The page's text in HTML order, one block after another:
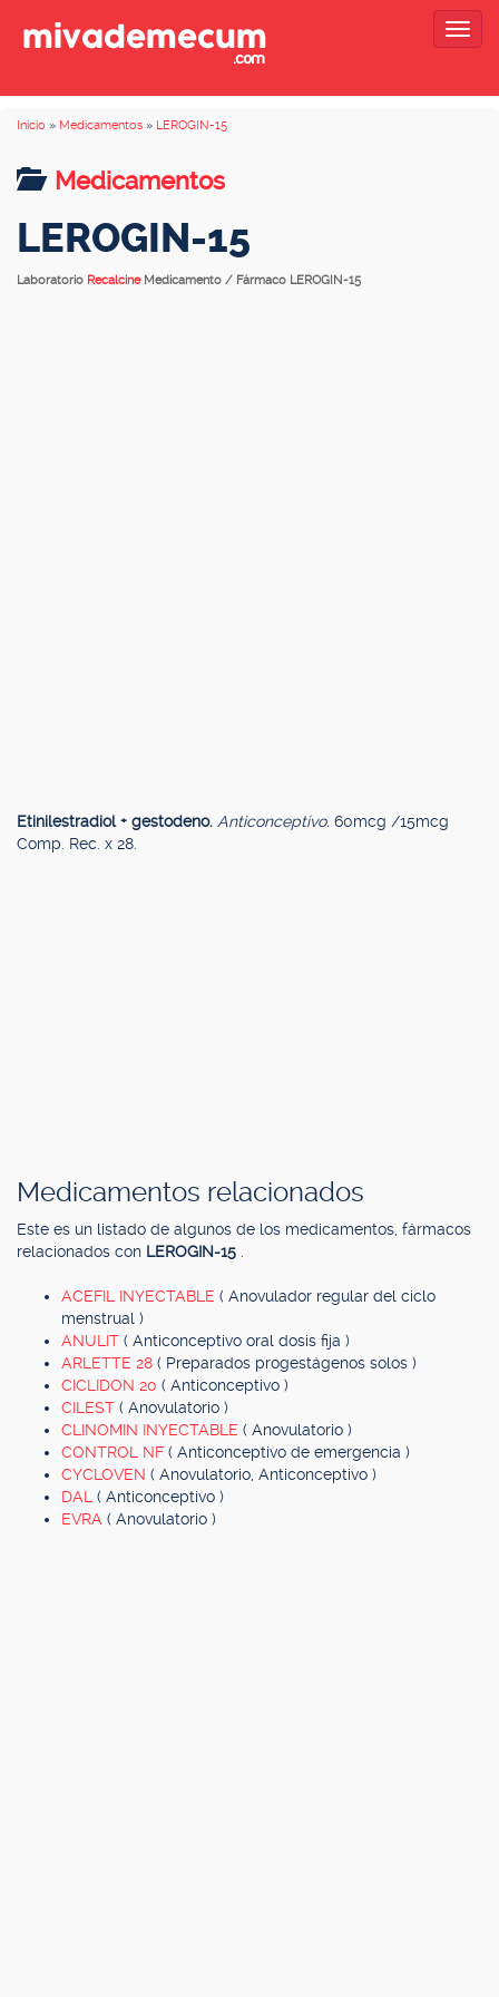
Inicio » Medicamentos » LEROGIN-15
Medicamentos
LEROGIN-15
Laboratorio Recalcine Medicamento / Fármaco LEROGIN-15
Etinilestradiol + gestodeno. Anticonceptivo. 60mcg /15mcg
Comp. Rec. x 28.
Medicamentos relacionados
Este es un listado de algunos de los medicamentos, fármacos
relacionados con LEROGIN-15
ACEFIL INYECTABLE ( Anovulador regular del ciclo
menstrual )
ANULIT ( Anticonceptivo oral dosis fija )
ARLETTE 28 ( Preparados progestágenos solos )
CICLIDON 20 ( Anticonceptivo )
CILEST ( Anovulatorio )
CLINOMIN INYECTABLE ( Anovulatorio )
CONTROL NF ( Anticonceptivo de emergencia )
CYCLOVEN ( Anovulatorio, Anticonceptivo )
DAL ( Anticonceptivo )
EVRA ( Anovulatorio )